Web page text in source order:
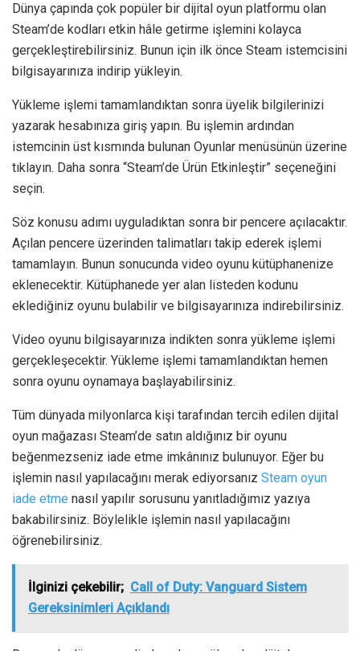
Dünya çapında çok popüler bir dijital oyun platformu olan
Steam’de kodları etkin hâle getirme işlemini kolayca
gerçekleştirebilirsiniz. Bunun için ilk önce Steam istemcisini
bilgisayarınıza indirip yükleyin.
Yükleme işlemi tamamlandıktan sonra üyelik bilgilerinizi
yazarak hesabınıza giriş yapın. Bu işlemin ardından
istemcinin üst kısmında bulunan Oyunlar menüsünün üzerine
tıklayın. Daha sonra “Steam’de Ürün Etkinleştir” seçeneğini
seçin.
Söz konusu adımı uyguladıktan sonra bir pencere açılacaktır.
Açılan pencere üzerinden talimatları takip ederek işlemi
tamamlayın. Bunun sonucunda video oyunu kütüphanenize
eklenecektir. Kütüphanede yer alan listeden kodunu
eklediğiniz oyunu bulabilir ve bilgisayarınıza indirebilirsiniz.
Video oyunu bilgisayarınıza indikten sonra yükleme işlemi
gerçekleşecektir. Yükleme işlemi tamamlandıktan hemen
sonra oyunu oynamaya başlayabilirsiniz.
Tüm dünyada milyonlarca kişi tarafından tercih edilen dijital
oyun mağazası Steam’de satın aldığınız bir oyunu
beğenmezseniz iade etme imkânınız bulunuyor. Eğer bu
işlemin nasıl yapılacağını merak ediyorsanız Steam oyun
iade etme nasıl yapılır sorusunu yanıtladığımız yazıya
bakabilirsiniz. Böylelikle işlemin nasıl yapılacağını
öğrenebilirsiniz.
İlginizi çekebilir; Call of Duty: Vanguard Sistem
Gereksinimleri Açıklandı